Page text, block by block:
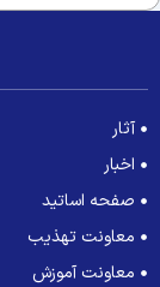
آثار
اخبار
صفحه اساتید
معاونت تهذیب
معاونت آموزش